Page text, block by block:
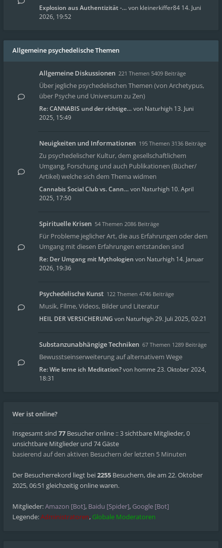
Explosion aus Authentizität -… von kleinerkiffer84 14. Juni
2026, 19:52
Allgemeine psychedelische Themen
Allgemeine Diskussionen 221 Themen 5409 Beiträge
Über jegliche psychedelischen Themen (von Archetypus,
über Psyche und Universum zu Zen)
Re: CANNABIS und der richtige… von Naturhigh 13. Juni
2025, 15:49
Neuigkeiten und Informationen 195 Themen 3136 Beiträge
Zu psychedelischer Kultur, dem gesellschaftlichem
Umgang, Forschung und auch Publikationen (Bücher/
Artikel) welche sich dem Thema widmen
Cannabis Social Club vs. Cann… von Naturhigh 10. April
2025, 17:50
Spirituelle Krisen 54 Themen 2086 Beiträge
Für Probleme jeglicher Art, die aus Erfahrungen oder dem
Umgang mit diesen Erfahrungen entstanden sind
Re: Der Umgang mit Mythologien von Naturhigh 14. Januar
2026, 19:36
Psychedelische Kunst 122 Themen 4746 Beiträge
Musik, Filme, Videos, Bilder und Literatur
HEIL DER VERSICHERUNG von Naturhigh29. Juli 2025, 02:21
Substanzunabhängige Techniken 67 Themen 1289 Beiträge
Bewusstseinserweiterung auf alternativem Wege
Re: Wie lerne ich Meditation?von homme 23. Oktober 2024,
18:31
Wer ist online?
Insgesamt sind 77 Besucher online :: 3 sichtbare Mitglieder, 0
unsichtbare Mitglieder und 74 Gäste
basierend auf den aktiven Besuchern der letzten 5 Minuten
Der Besucherrekord liegt bei2255 Besuchern, die am 22. Oktober
2025, 06:51 gleichzeitig online waren.
Mitglieder:Amazon [Bot], Baidu [Spider], Google [Bot]
Legende:Administratoren, Globale Moderatoren